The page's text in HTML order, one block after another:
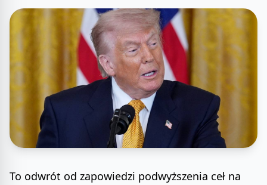
To odwrót od zapowiedzi podwyższenia ceł na